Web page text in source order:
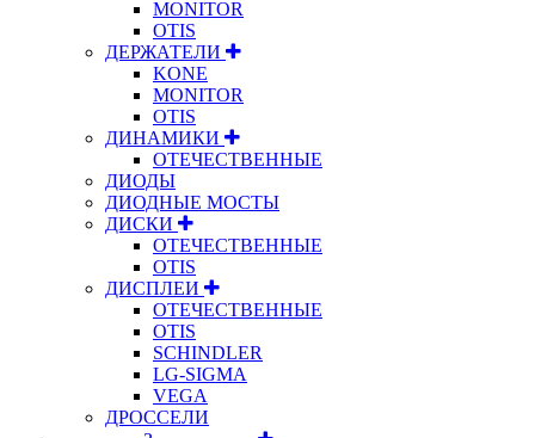
MONITOR
OTIS
ДЕРЖАТЕЛИ
KONE
MONITOR
OTIS
ДИНАМИКИ
ОТЕЧЕСТВЕННЫЕ
ДИОДЫ
ДИОДНЫЕ МОСТЫ
ДИСКИ
ОТЕЧЕСТВЕННЫЕ
OTIS
ДИСПЛЕИ
ОТЕЧЕСТВЕННЫЕ
OTIS
SCHINDLER
LG-SIGMA
VEGA
ДРОССЕЛИ